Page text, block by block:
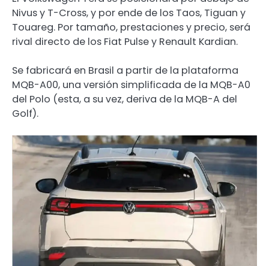
Nivus y T-Cross, y por ende de los Taos, Tiguan y
Touareg. Por tamaño, prestaciones y precio, será
rival directo de los Fiat Pulse y Renault Kardian.
Se fabricará en Brasil a partir de la plataforma
MQB-A00, una versión simplificada de la MQB-A0
del Polo (esta, a su vez, deriva de la MQB-A del
Golf).